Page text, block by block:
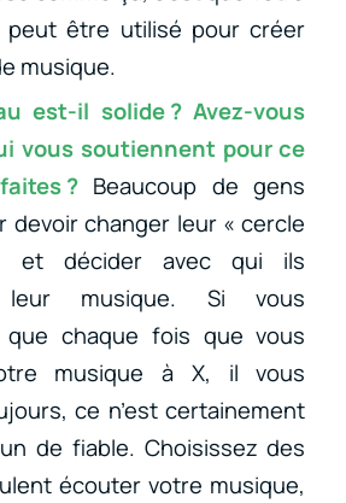
peut être utilisé pour créer
musique.
est-il solide ? Avez-vous
vous soutiennent pour ce
?Beaucoup de gens
devoir changer leur « cercle
et décider avec qui ils
leur musique. Si vous
que chaque fois que vous
musique à X, il vous
ce n’est certainement
de fiable. Choisissez des
écouter votre musique,